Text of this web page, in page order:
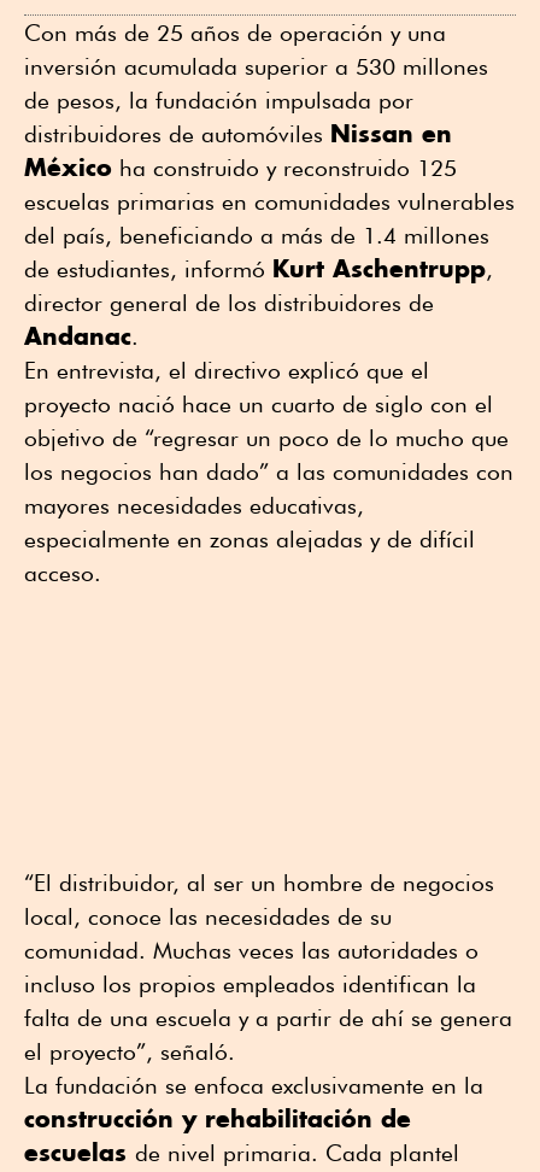
Con más de 25 años de operación y una
inversión acumulada superior a 530 millones
de pesos, la fundación impulsada por
distribuidores de automóviles Nissan en
México ha construido y reconstruido 125
escuelas primarias en comunidades vulnerables
del país, beneficiando a más de 1.4 millones
de estudiantes, informó Kurt Aschentrupp,
director general de los distribuidores de
Andanac.
En entrevista, el directivo explicó que el
proyecto nació hace un cuarto de siglo con el
objetivo de “regresar un poco de lo mucho que
los negocios han dado” a las comunidades con
mayores necesidades educativas,
especialmente en zonas alejadas y de difícil
acceso.
“El distribuidor, al ser un hombre de negocios
local, conoce las necesidades de su
comunidad. Muchas veces las autoridades o
incluso los propios empleados identifican la
falta de una escuela y a partir de ahí se genera
el proyecto”, señaló.
La fundación se enfoca exclusivamente en la
construcción y rehabilitación de
escuelas de nivel primaria. Cada plantel